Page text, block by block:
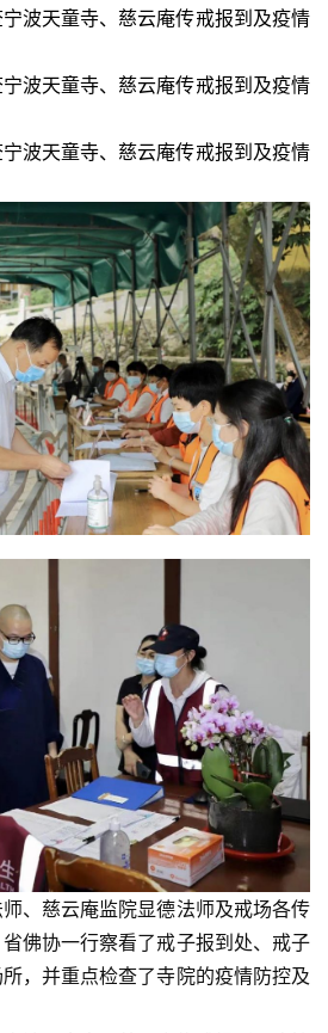
、慈云庵监院显德法师及戒场各传
佛协一行察看了戒子报到处、戒子
，并重点检查了寺院的疫情防控及